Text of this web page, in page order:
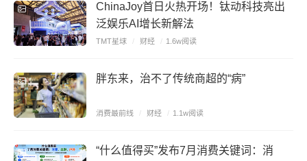
ChinaJoy首日火热开场！钛动科技亮出
泛娱乐AI增长新解法
TMT星球 / 财经 / 1.6w阅读
胖东来，治不了传统商超的“病”
消费最前线 / 财经 / 1.1w阅读
“什么值得买”发布7月消费关键词：消